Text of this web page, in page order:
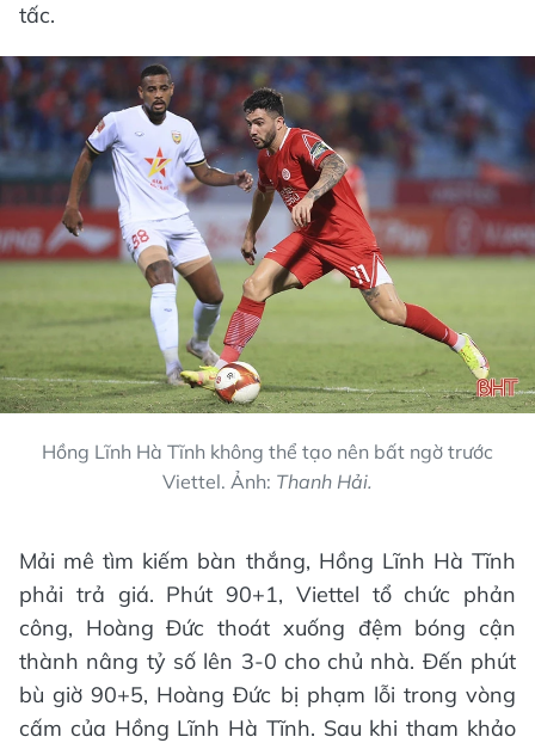
tấc.
Hồng Lĩnh Hà Tĩnh không thể tạo nên bất ngờ trước
Viettel. Ảnh: Thanh Hải.
Mải mê tìm kiếm bàn thắng, Hồng Lĩnh Hà Tĩnh
phải trả giá. Phút 90+1, Viettel tổ chức phản
công, Hoàng Đức thoát xuống đệm bóng cận
thành nâng tỷ số lên 3-0 cho chủ nhà. Đến phút
bù giờ 90+5, Hoàng Đức bị phạm lỗi trong vòng
cấm của Hồng Lĩnh Hà Tĩnh. Sau khi tham khảo